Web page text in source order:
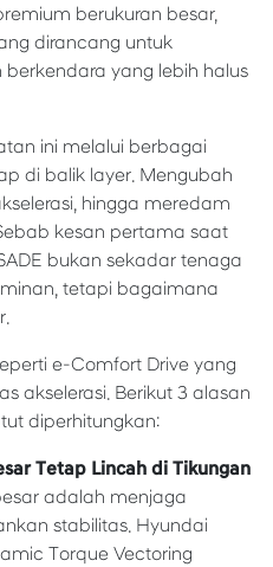
berukuran besar,
dirancang untuk
yang lebih halus
ini melalui berbagai
di balik layer. Mengubah
hingga meredam
kesan pertama saat
bukan sekadar tenaga
tetapi bagaimana
e-Comfort Drive yang
akselerasi. Berikut 3 alasan
diperhitungkan:
Tetap Lincah di Tikungan
adalah menjaga
stabilitas. Hyundai
Torque Vectoring